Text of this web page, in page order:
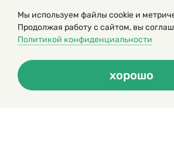
© 2000 – 2026. Кукумбер. Литературный
Копирование материалов возможно только с
сайта
Политика конфиденциальности
Мы используем файлы cookie и
Продолжая работу с сайтом, вы
Политикой конфиденциальности
хорошо